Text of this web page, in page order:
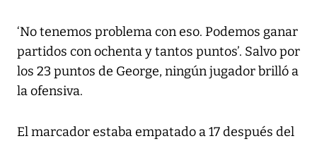
‘No tenemos problema con eso. Podemos ganar
partidos con ochenta y tantos puntos’. Salvo por
los 23 puntos de George, ningún jugador brilló a
la ofensiva.
El marcador estaba empatado a 17 después del